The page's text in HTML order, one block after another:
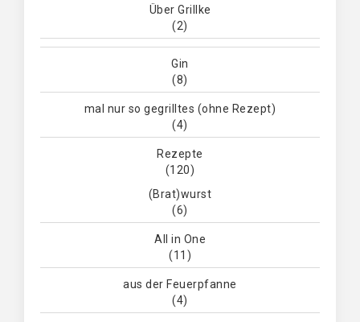
Über Grillke
(2)
Gin
(8)
mal nur so gegrilltes (ohne Rezept)
(4)
Rezepte
(120)
(Brat)wurst
(6)
All in One
(11)
aus der Feuerpfanne
(4)